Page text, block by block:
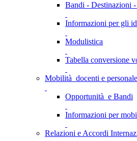
Bandi - Destinazioni
Informazioni per gli
Modulistica
Tabella conversione
Mobilità docenti e
Opportunità e Bandi
Informazioni per
Relazioni e Accordi